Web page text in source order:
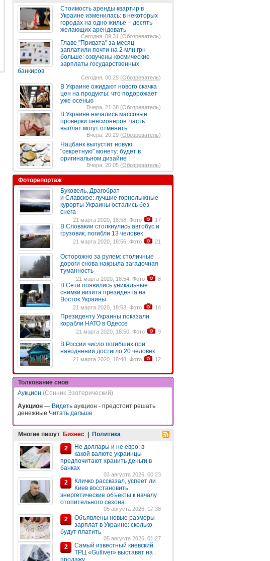
Стоимость аренды квартир в
Украине изменилась: в некоторых
городах на одно жилье – десять
желающих арендовать
Сегодня, 09:31 (Обозреватель)
Главе "Привата" за месяц
заплатили почти на 2 млн грн
больше: озвучены космические
зарплаты государственных
банкиров
Сегодня, 00:25 (Обозреватель)
В Украине ожидают нового скачка
цен на продукты: что подорожает
уже осенью
Вчера, 21:38 (Обозреватель)
В Украине начались массовые
проверки пенсионеров: часть
выплат могут отменить
Вчера, 20:29 (Обозреватель)
Нацбанк выпустит новую
"секретную" монету: будет в
оригинальном дизайне
Вчера, 20:05 (Обозреватель)
Фоторепортаж
Буковель, Драгобрат
и Славское: лучшие горнолыжные
курорты Украины остались без
снега
21 марта 2020, 18:58, Фото 17
В Словакии столкнулись автобус и
грузовик, погибли 13 человек
21 марта 2020, 18:56, Фото 21
Осторожно за рулем: столичные
дороги снова накрыла загадочная
туманность
21 марта 2020, 18:54, Фото 8
В Сети появились уникальные
снимки визита президента на
Восток Украины
21 марта 2020, 18:53, Фото 14
Президенту Украины показали
корабли НАТО в Одессе
21 марта 2020, 18:50, Фото 9
В России число погибших при
наводнении достигло 20 человек
21 марта 2020, 18:48, Фото 12
Толкование снов
Аукцион (Сонник Эзотерический)
Аукцион — Видеть аукцион - предстоит решать
денежные Читать дальше
Многие пишут Бизнес | Политика
2
Не доллары и не евро: в
какой валюте украинцы
предпочитают хранить деньги в
банках
03 августа 2026, 00:23
2
Кличко рассказал, успеет ли
Киев восстановить
энергетические объекты к началу
отопительного сезона
05 августа 2026, 17:38
2
Объявлены новые размеры
зарплат в Украине: сколько
будут платить
05 августа 2026, 01:27
2
Самый известный киевский
ТРЦ «Gulliver» выставят на
продажу